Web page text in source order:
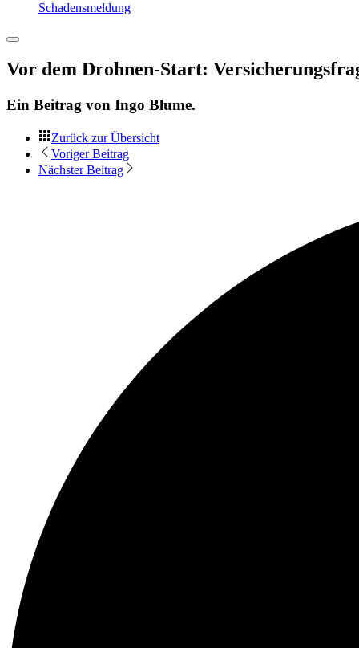
Schadensmeldung
Vor dem Drohnen-Start:
Ein Beitrag von Ingo Blume.
Zurück zur Übersicht
Voriger Beitrag
Nächster Beitrag